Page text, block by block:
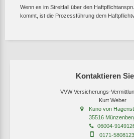
Kontaktieren
VVW Versicherungs-
Kurt Weber
Kuno von
35516
06004-
0171-5808123
Wenn es im Streitfall über den
kommt, ist die Prozessführung dem